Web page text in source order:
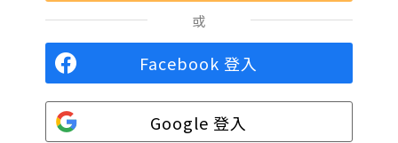
或
Facebook 登入
Google 登入